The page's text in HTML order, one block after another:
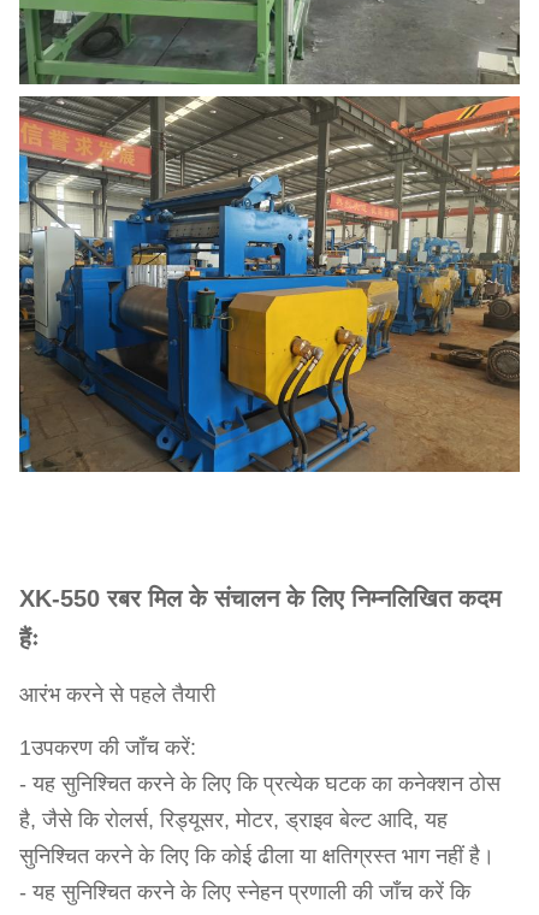
XK-550 रबर मिल के संचालन के लिए निम्नलिखित कदम
हैंः
आरंभ करने से पहले तैयारी
1उपकरण की जाँच करें:
- यह सुनिश्चित करने के लिए कि प्रत्येक घटक का कनेक्शन ठोस
है, जैसे कि रोलर्स, रिड्यूसर, मोटर, ड्राइव बेल्ट आदि, यह
सुनिश्चित करने के लिए कि कोई ढीला या क्षतिग्रस्त भाग नहीं है।
- यह सुनिश्चित करने के लिए स्नेहन प्रणाली की जाँच करें कि